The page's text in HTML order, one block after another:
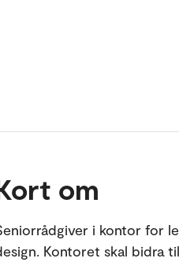
om
i kontor for
Kontoret skal bidra